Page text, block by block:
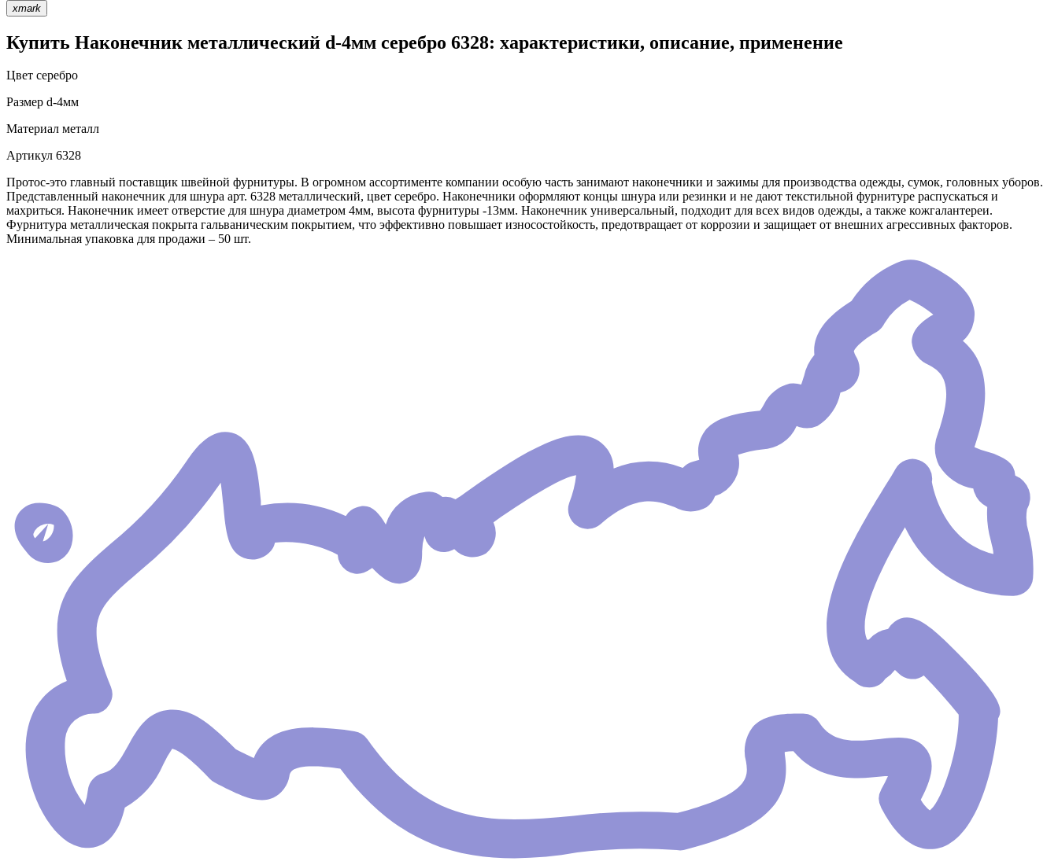
xmark
Купить Наконечник металлический d-4мм серебро 6328: характеристики, описание, применение
Цвет серебро
Размер d-4мм
Материал металл
Артикул 6328
Протос-это главный поставщик швейной фурнитуры. В огромном ассортименте компании особую часть занимают наконечники и зажимы для производства одежды, сумок, головных уборов.
Представленный наконечник для шнура арт. 6328 металлический, цвет серебро. Наконечники оформляют концы шнура или резинки и не дают текстильной фурнитуре распускаться и
махриться. Наконечник имеет отверстие для шнура диаметром 4мм, высота фурнитуры -13мм. Наконечник универсальный, подходит для всех видов одежды, а также кожгалантереи.
Фурнитура металлическая покрыта гальваническим покрытием, что эффективно повышает износостойкость, предотвращает от коррозии и защищает от внешних агрессивных факторов.
Минимальная упаковка для продажи – 50 шт.